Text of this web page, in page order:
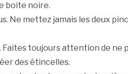
boite noire.
Ne mettez jamais les deux
Faites toujours attention de ne
des étincelles.